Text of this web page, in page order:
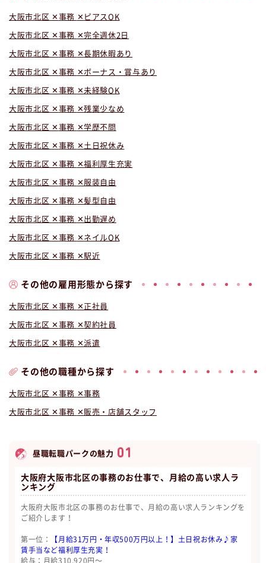
大阪市北区 事務 ピアスOK
大阪市北区 事務 完全週休2日
大阪市北区 事務 長期休暇あり
大阪市北区 事務 ボーナス・賞与あり
大阪市北区 事務 未経験OK
大阪市北区 事務 残業少なめ
大阪市北区 事務 学歴不問
大阪市北区 事務 土日祝休み
大阪市北区 事務 福利厚生充実
大阪市北区 事務 服装自由
大阪市北区 事務 髪型自由
大阪市北区 事務 出勤遅め
大阪市北区 事務 ネイルOK
大阪市北区 事務 駅近
その他の雇用形態から探す
大阪市北区 事務 正社員
大阪市北区 事務 契約社員
大阪市北区 事務 派遣
その他の職種から探す
大阪市北区 事務 事務
大阪市北区 事務 販売・店舗スタッフ
昼職転職パークの魅力 01
大阪府大阪市北区の事務のお仕事で、月給の高い求人ラ
ンキング
大阪府大阪市北区の事務のお仕事で、月給の高い求人ランキングを
ご紹介します！
第一位：
【月給31万円・年収500万円以上！】土日祝お休み♪家
賃手当など福利厚生充実！
給与：月給310,920円〜